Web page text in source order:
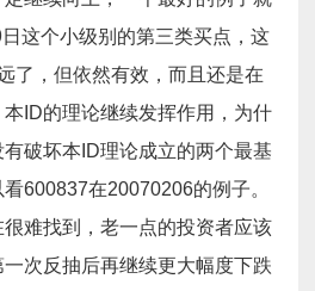
这个小级别的第三类买点，这
了，但依然有效，而且还是在
ID的理论继续发挥作用，为什
破坏本ID理论成立的两个最基
600837在20070206的例子。
难找到，老一点的投资者应该
次反抽后再继续更大幅度下跌